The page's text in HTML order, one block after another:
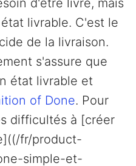
d'être livré, mais
livrable. C'est le
de la livraison.
s'assure que
état livrable et
of Done. Pour
difficultés à [créer
fr/product-
simple-et-